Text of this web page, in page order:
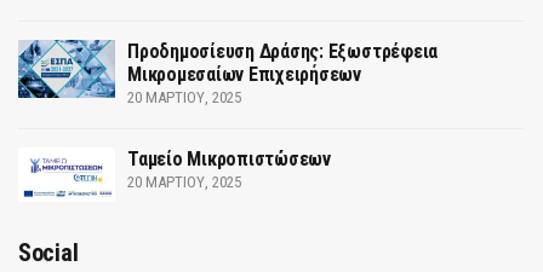
Προδημοσίευση Δράσης: Εξωστρέφεια
Μικρομεσαίων Επιχειρήσεων
20 ΜΑΡΤΊΟΥ, 2025
Ταμείο Μικροπιστώσεων
20 ΜΑΡΤΊΟΥ, 2025
Social